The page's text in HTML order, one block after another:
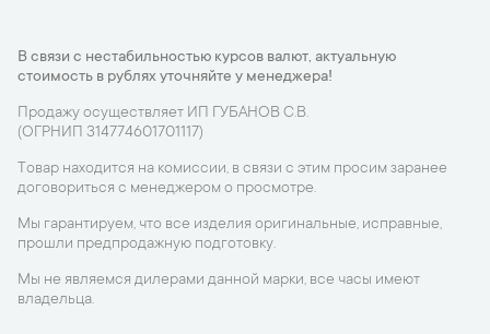
В связи с нестабильностью курсов валют, актуальную
стоимость в рублях уточняйте у менеджера!
Продажу осуществляет ИП ГУБАНОВ С.В.
(ОГРНИП 314774601701117)
Товар находится на комиссии, в связи с этим просим заранее
договориться с менеджером о просмотре.
Мы гарантируем, что все изделия оригинальные, исправные,
прошли предпродажную подготовку.
Мы не являемся дилерами данной марки, все часы имеют
владельца.